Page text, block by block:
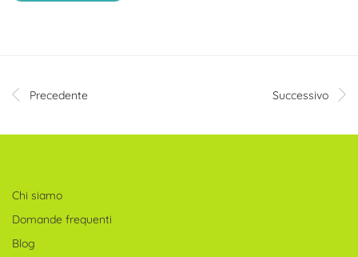
Precedente Successivo
Chi siamo
Domande frequenti
Blog